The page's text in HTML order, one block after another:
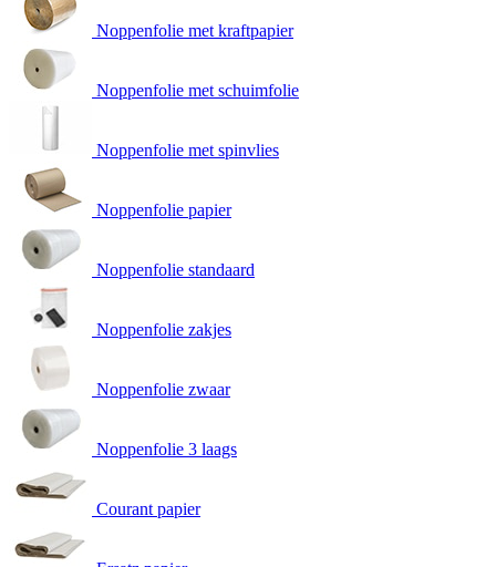
Noppenfolie met kraftpapier
Noppenfolie met schuimfolie
Noppenfolie met spinvlies
Noppenfolie papier
Noppenfolie standaard
Noppenfolie zakjes
Noppenfolie zwaar
Noppenfolie 3 laags
Courant papier